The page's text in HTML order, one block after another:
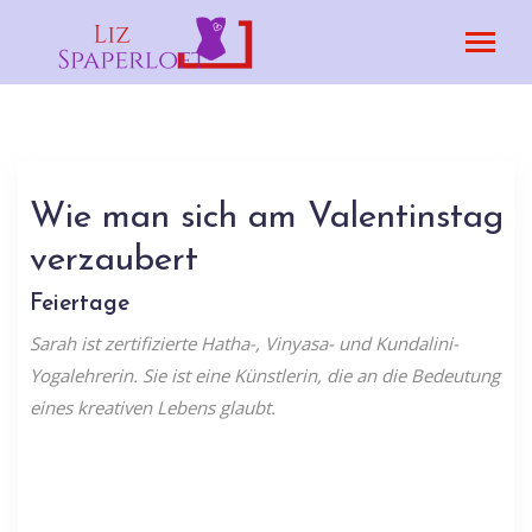
Wie man sich am Valentinstag
verzaubert
Feiertage
Sarah ist zertifizierte Hatha-, Vinyasa- und Kundalini-
Yogalehrerin. Sie ist eine Künstlerin, die an die Bedeutung
eines kreativen Lebens glaubt.